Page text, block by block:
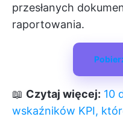
przesłanych
raportowania.
📖 Czytaj więcej: 10
wskaźników KPI,